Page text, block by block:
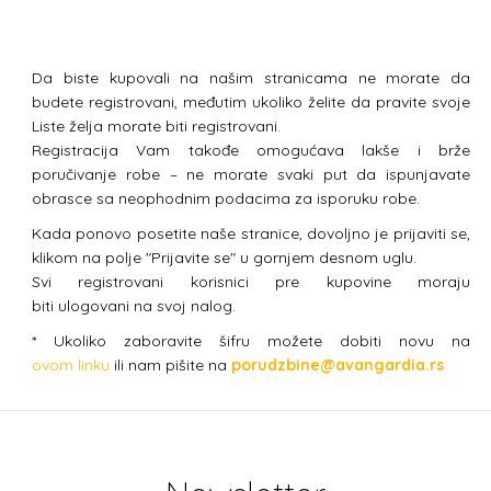
Da biste kupovali na našim stranicama ne morate da
budete registrovani, međutim ukoliko želite da pravite svoje
Liste želja morate biti registrovani.
Registracija Vam takođe omogućava lakše i brže
poručivanje robe – ne morate svaki put da ispunjavate
obrasce sa neophodnim podacima za isporuku robe.
Kada ponovo posetite naše stranice, dovoljno je prijaviti se,
klikom na polje "Prijavite se" u gornjem desnom uglu.
Svi registrovani korisnici pre kupovine moraju
biti ulogovani na svoj nalog.
* Ukoliko zaboravite šifru možete dobiti novu na
ovom linku ili nam pišite na porudzbine@avangardia.rs